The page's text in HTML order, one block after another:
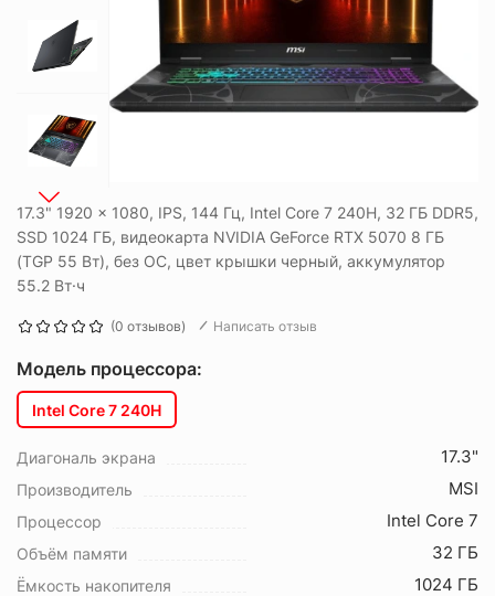
17.3" 1920 x 1080, IPS, 144 Гц, Intel Core 7 240H, 32 ГБ DDR5,
SSD 1024 ГБ, видеокарта NVIDIA GeForce RTX 5070 8 ГБ
(TGP 55 Вт), без ОС, цвет крышки черный, аккумулятор
55.2 Вт·ч
(0 отзывов) Написать отзыв
Модель процессора:
Intel Core 7 240H
Диагональ экрана 17.3"
Производитель MSI
Процессор Intel Core 7
Объём памяти 32 ГБ
Ёмкость накопителя 1024 ГБ